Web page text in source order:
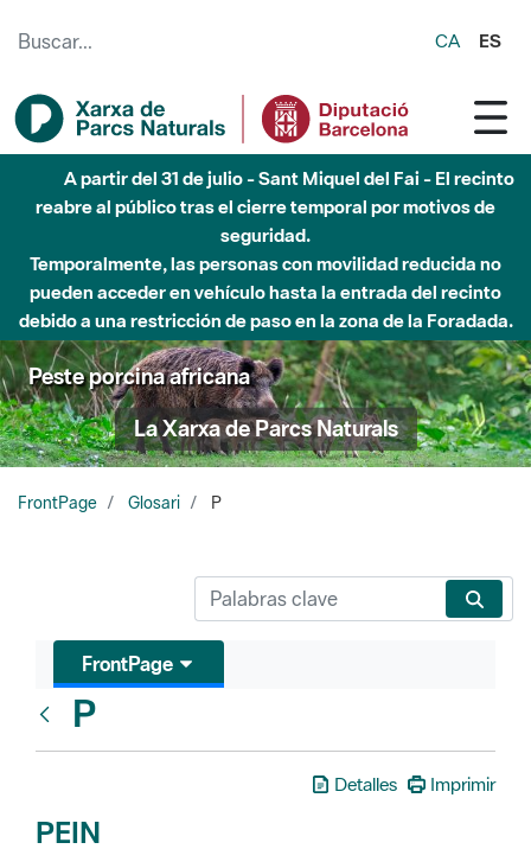
CA ES
Hasta diciembre de 2026 - Parque Fluvial Besós -
Afectaciones en el cauce del Parque Fluvial del Besòs debido
a obras de construcción de una pasarela sobre el río
Peste porcina africana
La Xarxa de Parcs Naturals
FrontPage Glosari P
Glosari
P
PEIN
Vegeu Pla d'Espais d'Interès Natural